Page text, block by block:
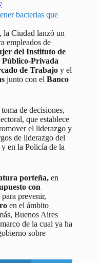
bacterias que
la Ciudad lanzó un
empleados de
del Instituto de
Privada
de Trabajo y el
junto con el Banco
de decisiones,
que establece
el liderazgo y
de liderazgo del
en la Policía de la
porteña, en
con
para prevenir,
en el ámbito
Buenos Aires
de la cual ya ha
sobre